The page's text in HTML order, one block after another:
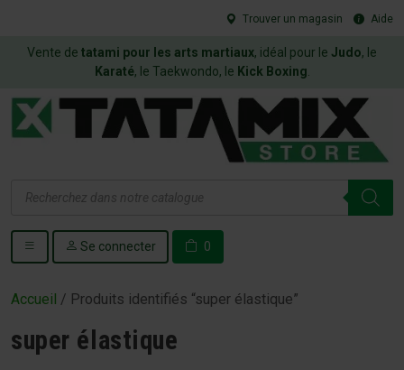
Trouver un magasin Aide
Vente de tatami pour les arts martiaux, idéal pour le Judo, le
Karaté, le Taekwondo, le Kick Boxing
de
Se connecter 0
Accueil / Produits identifiés “super élastique”
super élastique